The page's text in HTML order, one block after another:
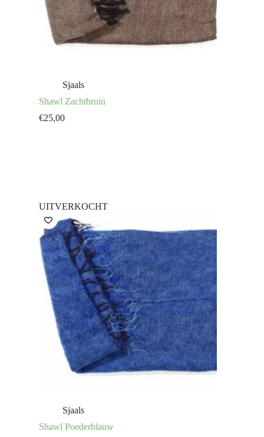
Sjaals
Shawl Zachtbruin
€25,00
UITVERKOCHT
Sjaals
Shawl Poederblauw